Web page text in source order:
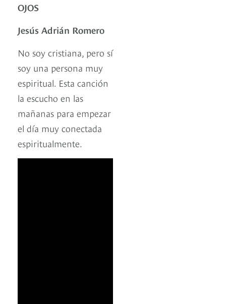
OJOS
Jesús Adrián Romero
No soy cristiana, pero sí
soy una persona muy
espiritual. Esta canción
la escucho en las
mañanas para empezar
el día muy conectada
espiritualmente.